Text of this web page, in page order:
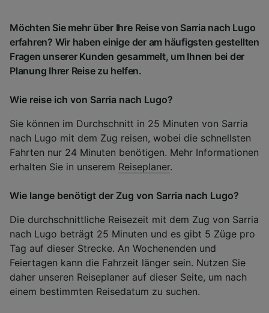
Möchten Sie mehr über Ihre Reise von Sarria nach Lugo
erfahren? Wir haben einige der am häufigsten gestellten
Fragen unserer Kunden gesammelt, um Ihnen bei der
Planung Ihrer Reise zu helfen.
Wie reise ich von Sarria nach Lugo?
Sie können im Durchschnitt in 25 Minuten von Sarria
nach Lugo mit dem Zug reisen, wobei die schnellsten
Fahrten nur 24 Minuten benötigen. Mehr Informationen
erhalten Sie in unserem Reiseplaner.
Wie lange benötigt der Zug von Sarria nach Lugo?
Die durchschnittliche Reisezeit mit dem Zug von Sarria
nach Lugo beträgt 25 Minuten und es gibt 5 Züge pro
Tag auf dieser Strecke. An Wochenenden und
Feiertagen kann die Fahrzeit länger sein. Nutzen Sie
daher unseren Reiseplaner auf dieser Seite, um nach
einem bestimmten Reisedatum zu suchen.